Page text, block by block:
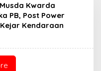
Kwarda
PB, Post Power
Kendaraan